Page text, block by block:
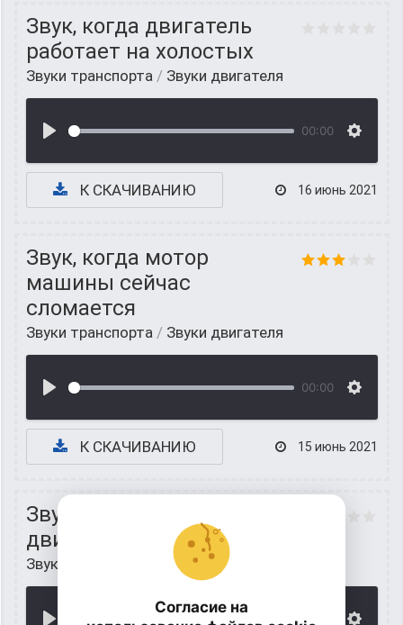
Звук, когда двигатель
работает на холостых
Звуки транспорта / Звуки двигателя
00:00
К СКАЧИВАНИЮ 16 июнь 2021
Звук, когда мотор
машины сейчас
сломается
Звуки транспорта / Звуки двигателя
00:00
К СКАЧИВАНИЮ 15 июнь 2021
Звук сломанного
двигателя
Звуки транспорта Звуки двигателя
00:00
Согласие на